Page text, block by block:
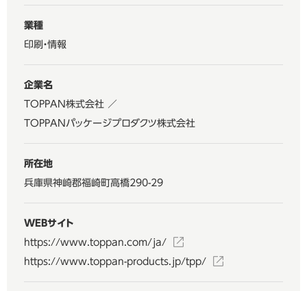
業種
印刷・情報
企業名
TOPPAN株式会社 ／
TOPPANパッケージプロダクツ株式会社
所在地
兵庫県神崎郡福崎町高橋290-29
WEBサイト
https://www.toppan.com/ja/
https://www.toppan-products.jp/tpp/